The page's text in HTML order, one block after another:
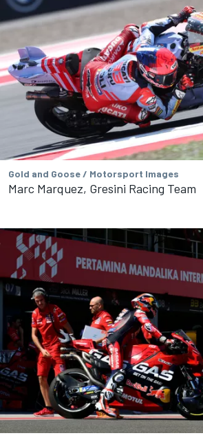
Gold and Goose / Motorsport Images
Marc Marquez, Gresini Racing Team